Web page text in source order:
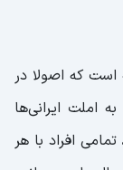
که اصولا در
املت ایرانی‌ها
افراد با هر